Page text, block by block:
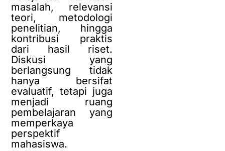
masalah, relevansi
teori, metodologi
penelitian, hingga
kontribusi praktis
dari hasil riset.
Diskusi yang
berlangsung tidak
hanya bersifat
evaluatif, tetapi juga
menjadi ruang
pembelajaran yang
memperkaya
perspektif
mahasiswa.